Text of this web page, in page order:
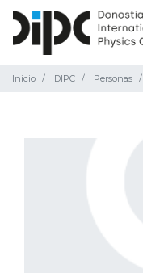
Inicio DIPC Personas